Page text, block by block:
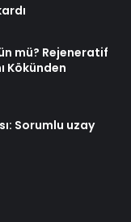
mü? Rejeneratif
Kökünden
Sorumlu uzay